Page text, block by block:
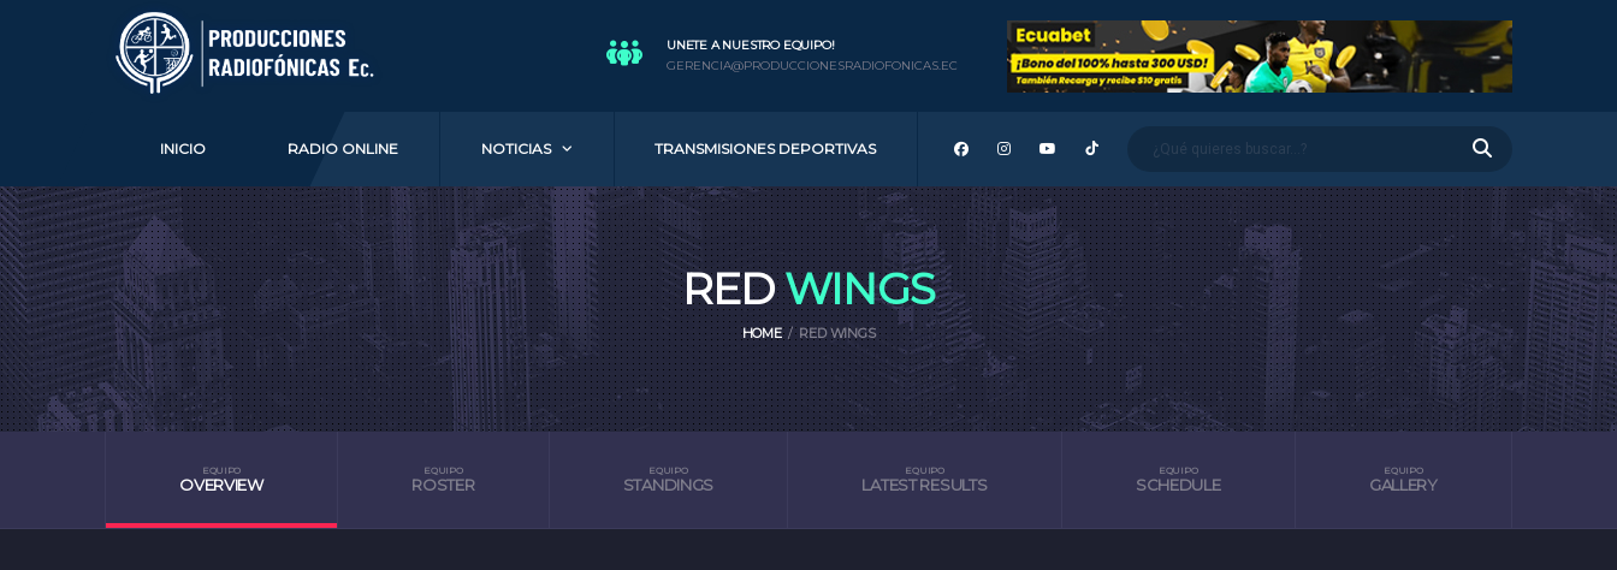
UNETE A NUESTRO EQUIPO!
GERENCIA@PRODUCCIONESRADIOFONICAS.EC
INICIO RADIO ONLINE NOTICIAS TRANSMISIONES DEPORTIVAS
REDWINGS
HOME RED WINGS
EQUIPO
OVERVIEW
EQUIPO
ROSTER
EQUIPO
STANDINGS
EQUIPO
LATEST RESULTS
EQUIPO
SCHEDULE
EQUIPO
GALLERY